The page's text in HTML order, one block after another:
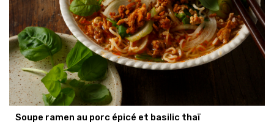
Soupe ramen au porc épicé et basilic thaï